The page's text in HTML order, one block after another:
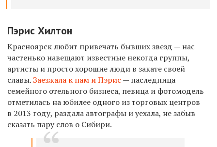
Пэрис Хилтон
Красноярск любит привечать бывших звезд — нас
частенько навещают известные некогда группы,
артисты и просто хорошие люди в закате своей
славы.Заезжала к нам и Пэрис — наследница
семейного отельного бизнеса, певица и фотомодель
отметилась на юбилее одного из торговых центров
в 2013 году, раздала автографы и уехала, не забыв
сказать пару слов о Сибири.